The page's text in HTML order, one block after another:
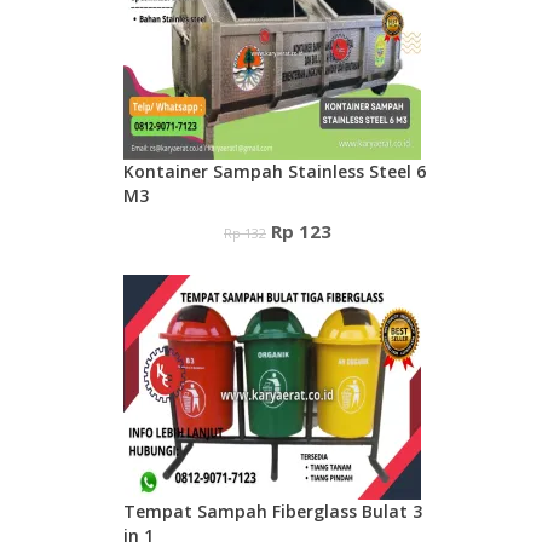
Rp 123.
Kontainer Sampah Stainless Steel 6
M3
Rp132 Harga
adalah:
Rp 132.
Rp 123Harga
ini
adalah:
Rp 123.
Tempat Sampah Fiberglass Bulat 3
in 1